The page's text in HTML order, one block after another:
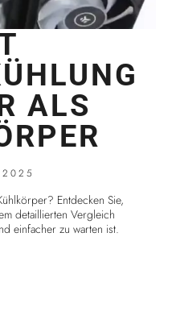
ALS
Entdecken Sie,
detaillierten Vergleich
einfacher zu warten ist.